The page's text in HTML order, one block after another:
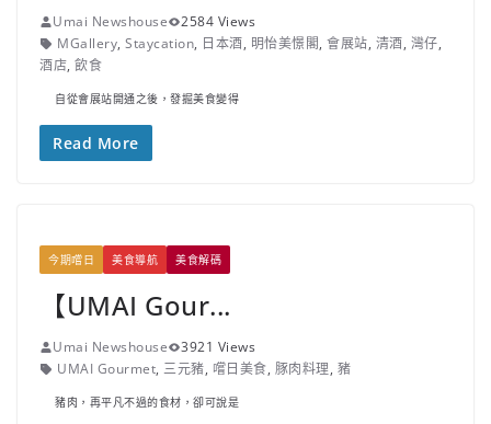
Umai Newshouse
2584 Views
MGallery, Staycation, 日本酒, 明怡美憬閣, 會展站, 清酒, 灣仔,
酒店, 飲食
自從會展站開通之後，發掘美食變得
Read More
今期嚐日 美食導航 美食解碼
【UMAI Gour...
Umai Newshouse
3921 Views
UMAI Gourmet, 三元豬, 嚐日美食, 豚肉料理, 豬
豬肉，再平凡不過的食材，卻可說是